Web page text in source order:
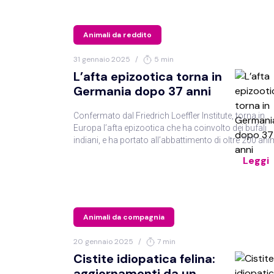
Animali da reddito
31 gennaio 2025 / 5 min
L’afta epizootica torna in
Germania dopo 37 anni
Confermato dal Friedrich Loeffler Institute, torna in
Europa l’afta epizootica che ha coinvolto dei bufali
indiani, e ha portato all’abbattimento di oltre 200
Leggi
Animali da compagnia
20 gennaio 2025 / 7 min
Cistite idiopatica felina: